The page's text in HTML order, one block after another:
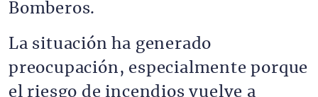
Bomberos.
La situación ha generado
preocupación, especialmente porque
el riesgo de incendios vuelve a